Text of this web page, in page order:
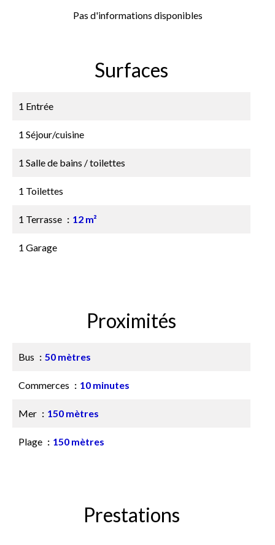
Pas d'informations disponibles
Surfaces
1 Entrée
1 Séjour/cuisine
1 Salle de bains / toilettes
1 Toilettes
1 Terrasse 12 m²
1 Garage
Proximités
Bus 50 mètres
Commerces 10 minutes
Mer 150 mètres
Plage 150 mètres
Prestations